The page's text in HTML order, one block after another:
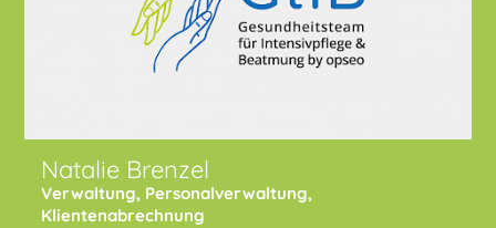
Natalie Brenzel
Verwaltung, Personalverwaltung,
Klientenabrechnung